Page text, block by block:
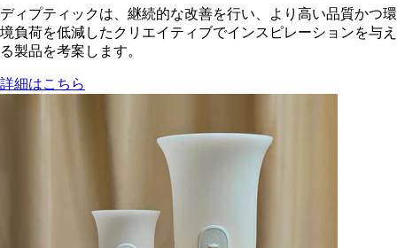
ディプティックは、継続的な改善を行い、より高い品質かつ環
境負荷を低減した​クリエイティブでインスピレーションを与え
る製品を考案します。
詳細はこちら